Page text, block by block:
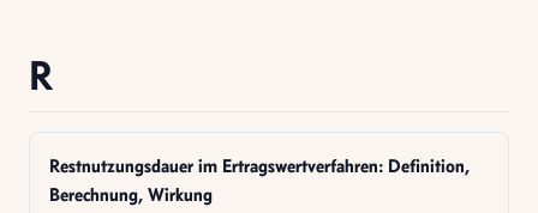
R
Restnutzungsdauer im Ertragswertverfahren: Definition,
Berechnung, Wirkung